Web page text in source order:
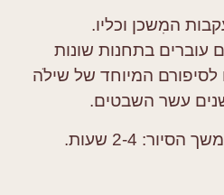
המִשכן וכליו.
עוברים בתחנות שונות
המיוחד של שילֹה
עשר השבטים.
משך הסיור: